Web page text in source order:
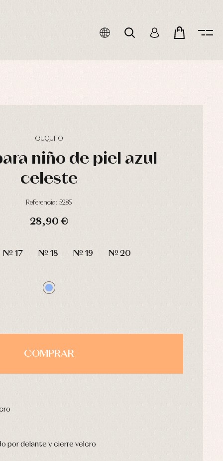
CUQUITO
niño de piel azul
celeste
Referencia: 5285
28,90 €
Nº 17 Nº 18 Nº 19 Nº 20
COMPRAR
por delante y cierre velcro